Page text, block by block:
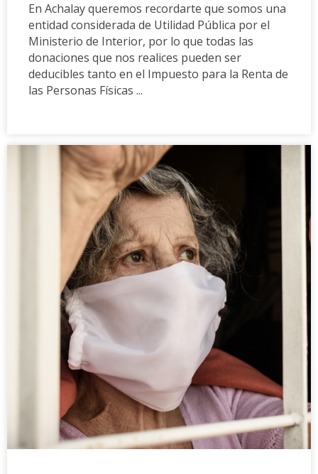
En Achalay queremos recordarte que somos una
entidad considerada de Utilidad Pública por el
Ministerio de Interior, por lo que todas las
donaciones que nos realices pueden ser
deducibles tanto en el Impuesto para la Renta de
las Personas Físicas ...